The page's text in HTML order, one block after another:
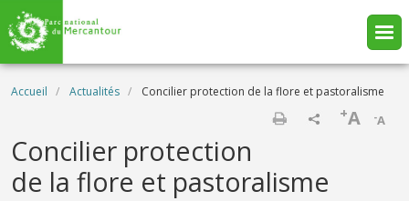
Aller au contenu principal
Fil d'Ariane
Accueil Actualités Concilier protection de la flore et pastoralisme
-A
+A
Concilier protection
de la flore et pastoralisme